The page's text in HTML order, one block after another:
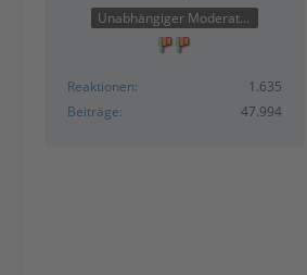
Unabhängiger Moderator
Reaktionen
1.635
Beiträge
47.994